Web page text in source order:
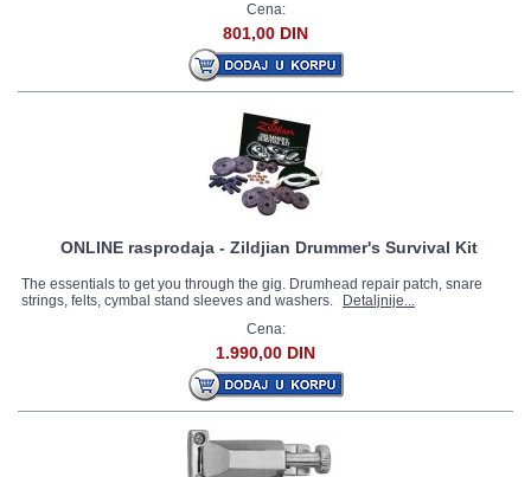
Cena:
801,00 DIN
ONLINE rasprodaja - Zildjian Drummer's Survival Kit
The essentials to get you through the gig. Drumhead repair patch, snare
strings, felts, cymbal stand sleeves and washers.
Detaljnije...
Cena:
1.990,00 DIN